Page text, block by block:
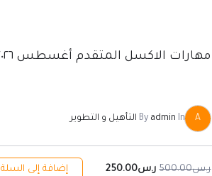
مهارات الاكسل المتقدم أغسطس ٢٠٢٦
A
By admin In التأهيل و التطوير
ر.س500.00 ر.س250.00 إضافة إلى السلة